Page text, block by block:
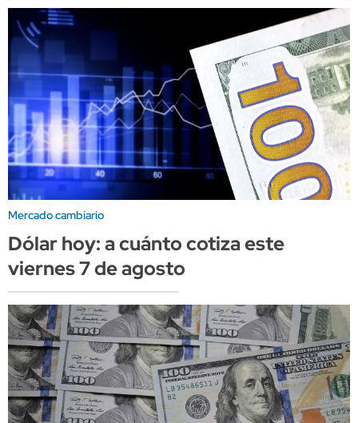
Mercado cambiario
Dólar hoy: a cuánto cotiza este
viernes 7 de agosto